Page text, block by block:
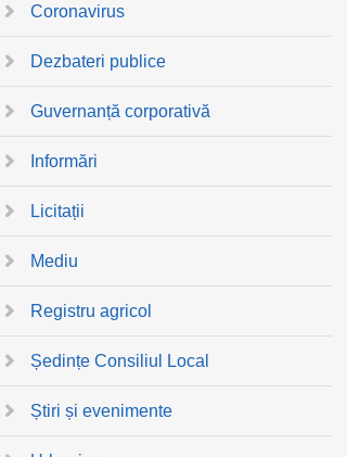
Coronavirus
Dezbateri publice
Guvernanță corporativă
Informări
Licitații
Mediu
Registru agricol
Ședințe Consiliul Local
Știri și evenimente